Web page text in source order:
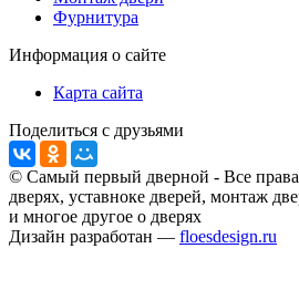
Фурнитура
Информация о сайте
Карта сайта
Поделиться с друзьями
© Самый первый дверной - Все
дверях, уставноке дверей, монтаж
и многое другое о дверях
Дизайн разработан — floesdesign.ru